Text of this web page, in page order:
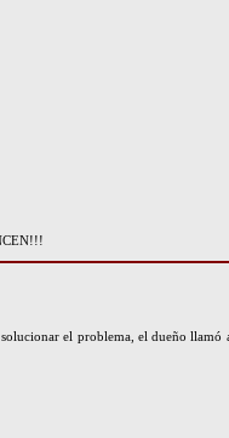
el problema, el dueño